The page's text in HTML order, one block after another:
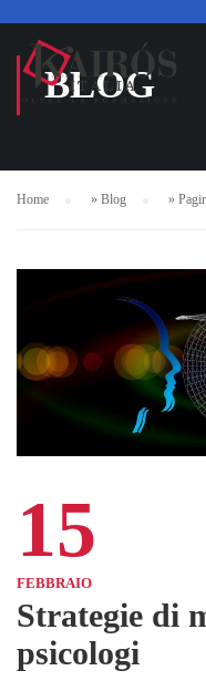
BLOG
Home » Blog »
15
FEBBRAIO
Strategie di
psicologi